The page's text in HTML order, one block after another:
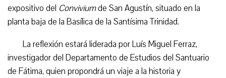
expositivo del Conviviumde San Agustín, situado en la
planta baja de la Basílica de la Santísima Trinidad.
La reflexión estará liderada por Luís Miguel Ferraz,
investigador del Departamento de Estudios del Santuario
de Fátima, quien propondrá un viaje a la historia y